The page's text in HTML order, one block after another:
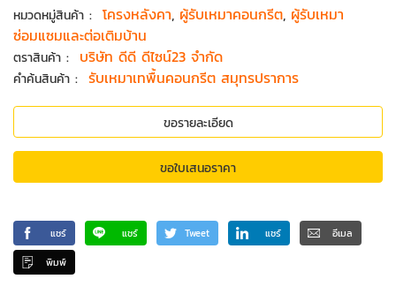
หมวดหมู่สินค้า : โครงหลังคา, ผู้รับเหมาคอนกรีต, ผู้รับเหมา
ซ่อมแซมและต่อเติมบ้าน
ตราสินค้า : บริษัท ดีดี ดีไซน์23 จำกัด
คำค้นสินค้า : รับเหมาเทพื้นคอนกรีต สมุทรปราการ
ขอรายละเอียด
ขอใบเสนอราคา
แชร์ แชร์ Tweet แชร์ อีเมล
พิมพ์